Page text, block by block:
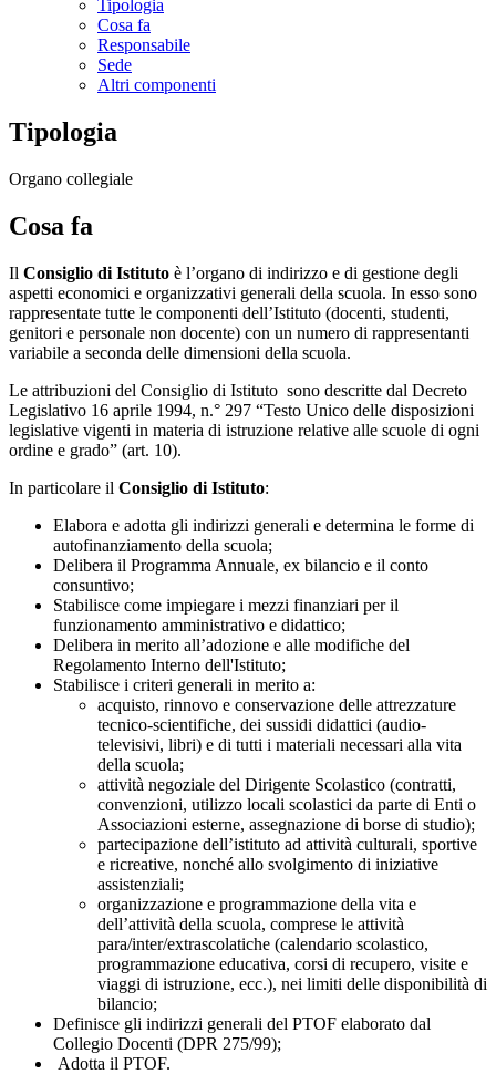
Tipologia
Cosa fa
Responsabile
Sede
Altri componenti
Tipologia
Organo collegiale
Cosa fa
Il Consiglio di Istituto è l’organo di indirizzo e di gestione degli
aspetti economici e organizzativi generali della scuola. In esso sono
rappresentate tutte le componenti dell’Istituto (docenti, studenti,
genitori e personale non docente) con un numero di rappresentanti
variabile a seconda delle dimensioni della scuola.
Le attribuzioni del Consiglio di Istituto sono descritte dal Decreto
Legislativo 16 aprile 1994, n.° 297 “Testo Unico delle disposizioni
legislative vigenti in materia di istruzione relative alle scuole di ogni
ordine e grado” (art. 10).
In particolare il Consiglio di Istituto:
Elabora e adotta gli indirizzi generali e determina le forme di
autofinanziamento della scuola;
Delibera il Programma Annuale, ex bilancio e il conto
consuntivo;
Stabilisce come impiegare i mezzi finanziari per il
funzionamento amministrativo e didattico;
Delibera in merito all’adozione e alle modifiche del
Regolamento Interno dell'Istituto;
Stabilisce i criteri generali in merito a:
acquisto, rinnovo e conservazione delle attrezzature
tecnico-scientifiche, dei sussidi didattici (audio-
televisivi, libri) e di tutti i materiali necessari alla vita
della scuola;
attività negoziale del Dirigente Scolastico (contratti,
convenzioni, utilizzo locali scolastici da parte di Enti o
Associazioni esterne, assegnazione di borse di studio);
partecipazione dell’istituto ad attività culturali, sportive
e ricreative, nonché allo svolgimento di iniziative
assistenziali;
organizzazione e programmazione della vita e
dell’attività della scuola, comprese le attività
para/inter/extrascolatiche (calendario scolastico,
programmazione educativa, corsi di recupero, visite e
viaggi di istruzione, ecc.), nei limiti delle disponibilità di
bilancio;
Definisce gli indirizzi generali del PTOF elaborato dal
Collegio Docenti (DPR 275/99);
Adotta il PTOF.